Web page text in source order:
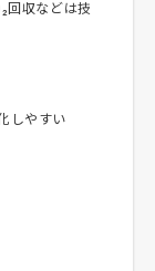
回収などは技
しやすい